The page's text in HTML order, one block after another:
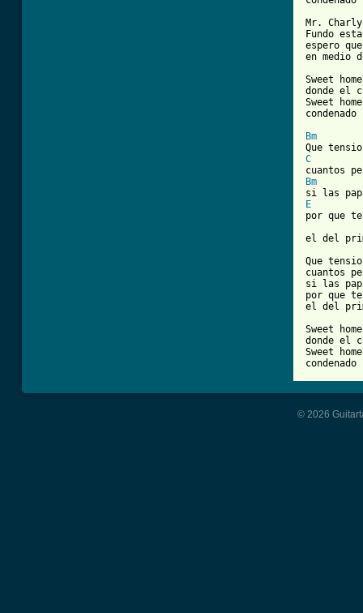
Mr.
Fundo
espero
en medio
Sweet
donde el
Sweet
Bm
C
Bm
E
por que
el del
Que
cuantos
si las
por que
el del
Sweet
donde el
Sweet
© 2026